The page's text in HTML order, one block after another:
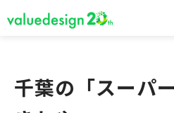
サポート
千葉の「スーパ